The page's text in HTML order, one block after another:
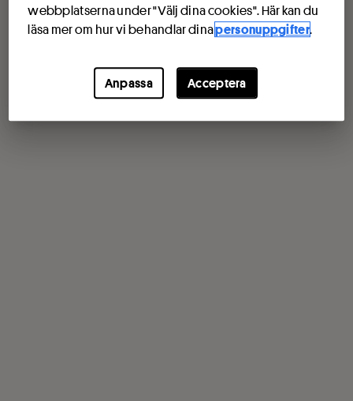
webbplatserna under "Välj dina cookies". Här kan du
läsa mer om hur vi behandlar dinapersonuppgifter.
Anpassa Acceptera